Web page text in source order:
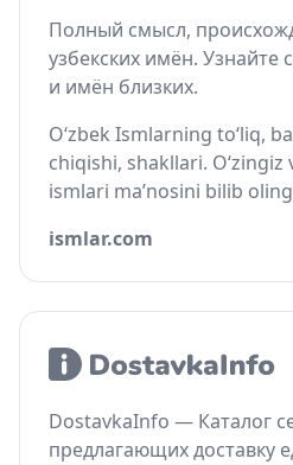
Полный смысл,
узбекских имён. Узнайте
и имён близких.
O‘zbek Ismlarning to‘liq,
chiqishi, shakllari.
ismlari ma’nosini bilib
ismlar.com
DostavkaInfo — Каталог
предлагающих доставку